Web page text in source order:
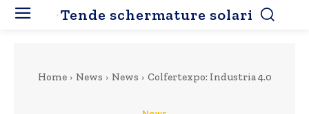
Tende schermature solari
Home News News Colfertexpo: Industria 4.0